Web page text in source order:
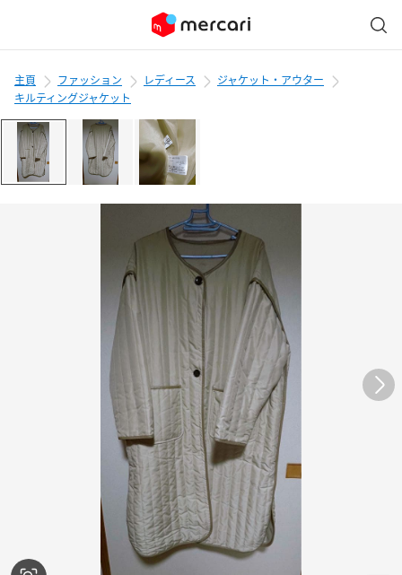
主頁 ファッション レディース
ジャケット・アウター
キルティングジャケット